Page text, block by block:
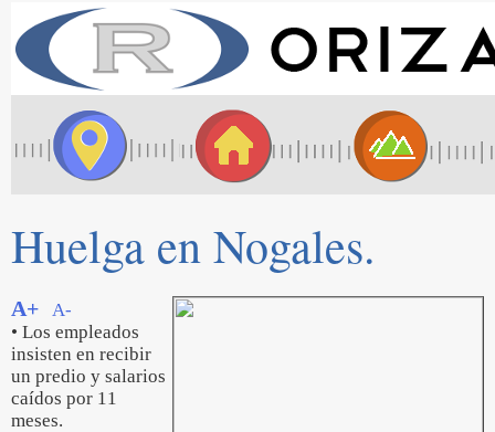
Huelga en Nogales.
A+
A-
• Los empleados
insisten en recibir
un predio y salarios
caídos por 11
meses.